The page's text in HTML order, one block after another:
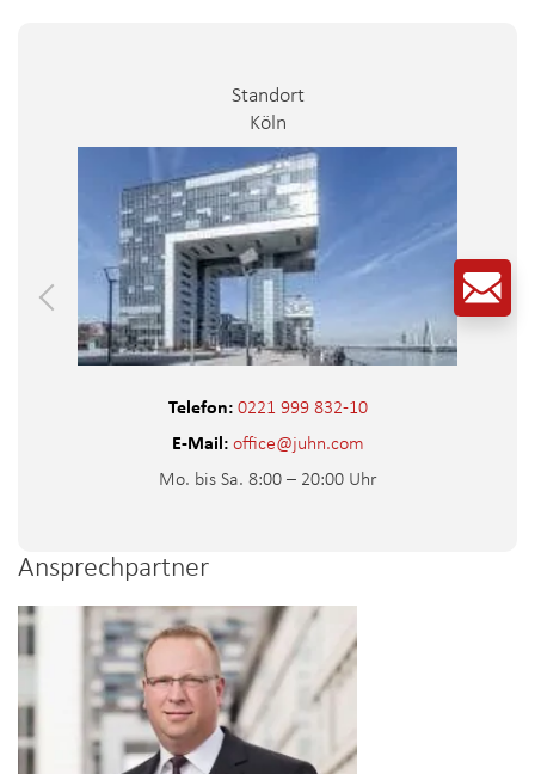
Standort
Düsseldorf
Telefon: 0221 999 832-10
E-Mail: office@juhn.com
Mo. bis Sa. 8:00 – 20:00 Uhr
Ansprechpartner